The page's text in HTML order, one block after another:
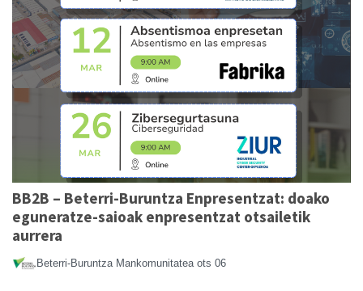
BB2B – Beterri-Buruntza Enpresentzat: doako
eguneratze-saioak enpresentzat otsailetik
aurrera
Beterri-Buruntza Mankomunitatea ots 06